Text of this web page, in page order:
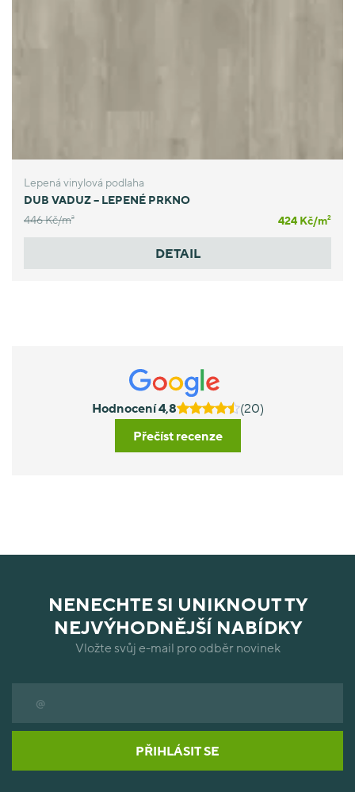
Lepená vinylová podlaha
DUB VADUZ – LEPENÉ PRKNO
446 Kč/m2 424 Kč/m2
DETAIL
Hodnocení 4,8
(20)
Přečíst recenze
NENECHTE SI UNIKNOUT TY
NEJVÝHODNĚJŠÍ NABÍDKY
Vložte svůj e-mail pro odběr novinek
PŘIHLÁSIT SE